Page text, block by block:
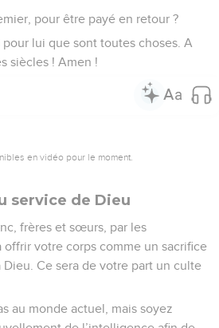
nature propre pour satisfaire ses
faible dans la foi sans discuter ses
pouvoir manger de tout ; l'autre, qui
que des légumes.
tout ne méprise pas celui qui ne le
mange pas de tout ne juge pas
l'a accueilli.